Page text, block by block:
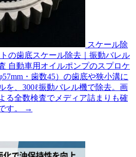
スケール除
の歯底スケール除去｜振動バレル
自動車用オイルポンプのスプロケ
・歯数45）の歯底や狭小溝に
を、300ℓ振動バレル機で除去。画
る全数検査でメディア詰まりも確
す。
→